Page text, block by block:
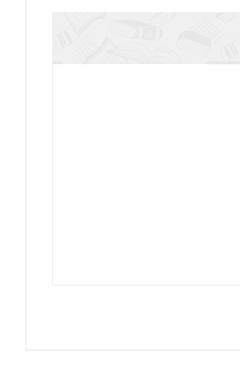
Фроянов И.Я.